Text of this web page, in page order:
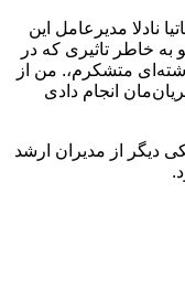
نادلا مدیرعامل این
خاطر تاثیری که در
متشکرم،. من از
انجام دادی
دیگر از مدیران ارشد